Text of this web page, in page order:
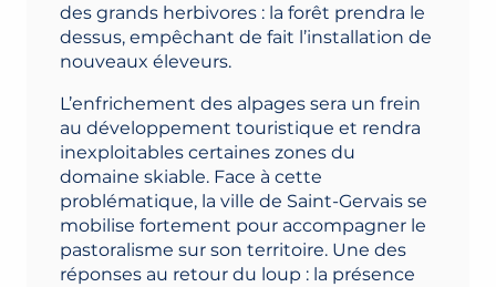
des grands herbivores : la forêt prendra le
dessus, empêchant de fait l’installation de
nouveaux éleveurs.
L’enfrichement des alpages sera un frein
au développement touristique et rendra
inexploitables certaines zones du
domaine skiable. Face à cette
problématique, la ville de Saint-Gervais se
mobilise fortement pour accompagner le
pastoralisme sur son territoire. Une des
réponses au retour du loup : la présence